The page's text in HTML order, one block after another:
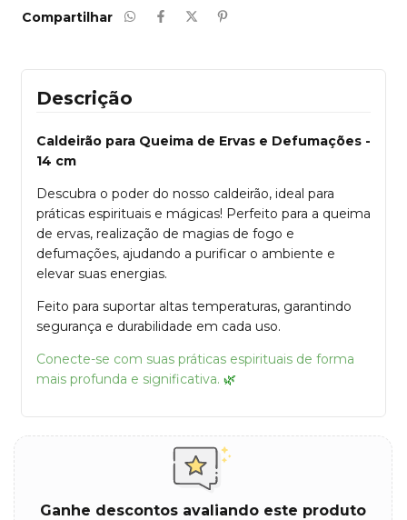
Compartilhar
Descrição
Caldeirão para Queima de Ervas e Defumações -
14 cm
Descubra o poder do nosso caldeirão, ideal para
práticas espirituais e mágicas! Perfeito para a queima
de ervas, realização de magias de fogo e
defumações, ajudando a purificar o ambiente e
elevar suas energias.
Feito para suportar altas temperaturas, garantindo
segurança e durabilidade em cada uso.
Conecte-se com suas práticas espirituais de forma
mais profunda e significativa. 🌿
Ganhe descontos avaliando este produto